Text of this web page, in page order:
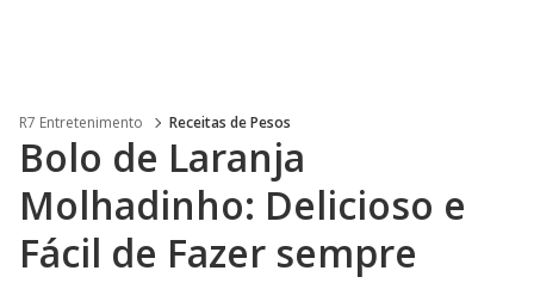
R7 Entretenimento Receitas de Pesos
Bolo de Laranja
Molhadinho: Delicioso e
Fácil de Fazer sempre